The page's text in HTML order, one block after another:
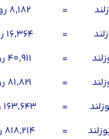
=
۸,۱۸۲ روپیه پاکستان
=
۱۶,۳۶۴ روپیه پاکستان
=
۴۰,۹۱۱ روپیه پاکستان
=
۸۱,۸۲۱ روپیه پاکستان
=
۱۶۳,۶۴۳ روپیه پاکستان
=
۸۱۸,۲۱۴ روپیه پاکستان